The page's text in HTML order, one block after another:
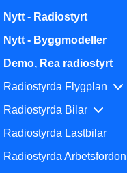
Nytt - Radiostyrt
Nytt - Byggmodeller
Demo, Rea radiostyrt
Radiostyrda Flygplan
Radiostyrda Bilar
Radiostyrda Lastbilar
Radiostyrda Arbetsfordon